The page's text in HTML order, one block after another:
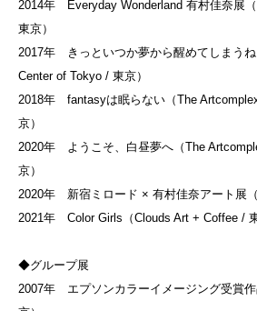
2014年 Everyday Wonderland 有村佳奈展
東京）
2017年 きっといつか夢から醒めてしまう
Center of Tokyo / 東京）
2018年 fantasyは眠らない（The
京）
2020年 ようこそ、白昼夢へ（The
京）
2020年 新宿ミロード × 有村佳奈アート展（
2021年 Color Girls（Clouds Art + Coffee / 東
◆グループ展
2007年 エプソンカラーイメージング受賞